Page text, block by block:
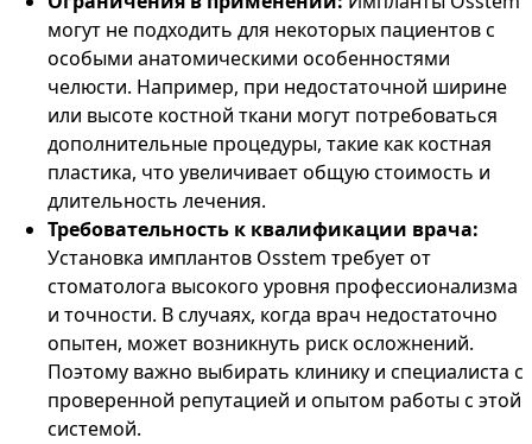
могут не подходить для некоторых пациентов с
особыми анатомическими особенностями
челюсти. Например, при недостаточной ширине
или высоте костной ткани могут потребоваться
дополнительные процедуры, такие как костная
пластика, что увеличивает общую стоимость и
длительность лечения.
Требовательность к квалификации врача:
Установка имплантов Osstem требует от
стоматолога высокого уровня профессионализма
и точности. В случаях, когда врач недостаточно
опытен, может возникнуть риск осложнений.
Поэтому важно выбирать клинику и специалиста с
проверенной репутацией и опытом работы с этой
системой.